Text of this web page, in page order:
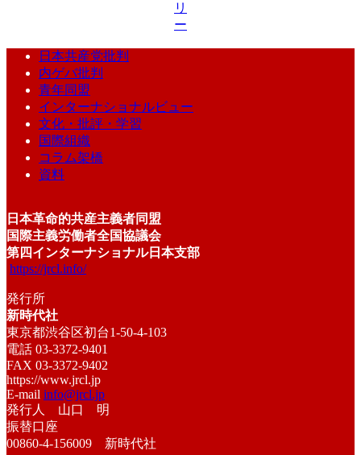
リ
ー
日本共産党批判
内ゲバ批判
青年同盟
インターナショナルビュー
文化・批評・学習
国際組織
コラム架橋
資料
日本革命的共産主義者同盟
国際主義労働者全国協議会
第四インターナショナル日本支部
https://jrcl.info/
発行所
新時代社
東京都渋谷区初台1-50-4-103
電話 03-3372-9401
FAX 03-3372-9402
https://www.jrcl.jp
E-mail info@jrcl.jp
発行人 山口 明
振替口座
00860-4-156009 新時代社